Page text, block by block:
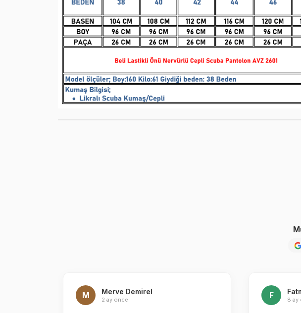
M Merve Demirel
2 ay önce F 8 ay